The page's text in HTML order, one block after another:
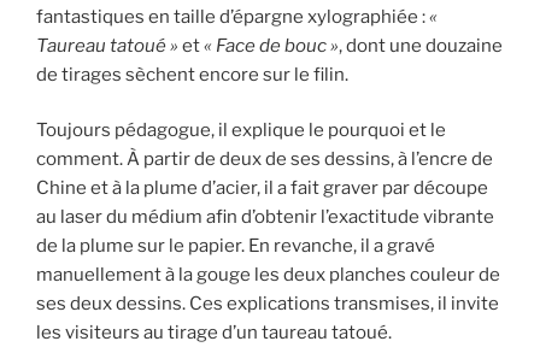
fantastiques en taille d’épargne xylographiée :«
Taureau tatoué » et« Face de bouc », dont une douzaine
de tirages sèchent encore sur le filin.
Toujours pédagogue, il explique le pourquoi et le
comment. À partir de deux de ses dessins, à l’encre de
Chine et à la plume d’acier, il a fait graver par découpe
au laser du médium afin d’obtenir l’exactitude vibrante
de la plume sur le papier. En revanche, il a gravé
manuellement à la gouge les deux planches couleur de
ses deux dessins. Ces explications transmises, il invite
les visiteurs au tirage d’un taureau tatoué.